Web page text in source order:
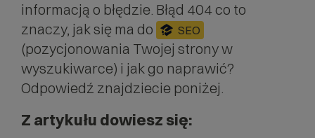
informacją o błędzie. Błąd 404 co to
znaczy, jak się ma do
SEO
(pozycjonowania Twojej stronyw
wyszukiwarce) i jak go naprawić?
Odpowiedź znajdziecie poniżej.
Z artykułu dowiesz się: